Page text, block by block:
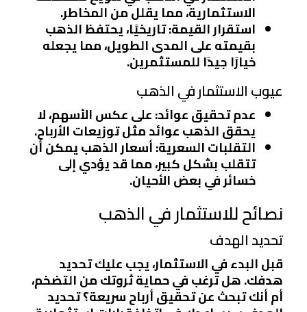
الاستثمارية، مما يقلل من المخاطر.
استقرار القيمة: تاريخيًا، يحتفظ الذهب
بقيمته على المدى الطويل، مما يجعله
خيارًا جيدًا للمستثمرين.
عيوب الاستثمار في الذهب
عدم تحقيق عوائد: على عكس الأسهم، لا
يحقق الذهب عوائد مثل توزيعات الأرباح.
التقلبات السعرية: أسعار الذهب يمكن أن
تتقلب بشكل كبير، مما قد يؤدي إلى
خسائر في بعض الأحيان.
نصائح للاستثمار في الذهب
تحديد الهدف
قبل البدء في الاستثمار، يجب عليك تحديد
هدفك. هل ترغب في حماية ثروتك من التضخم،
أم أنك تبحث عن تحقيق أرباح سريعة؟ تحديد